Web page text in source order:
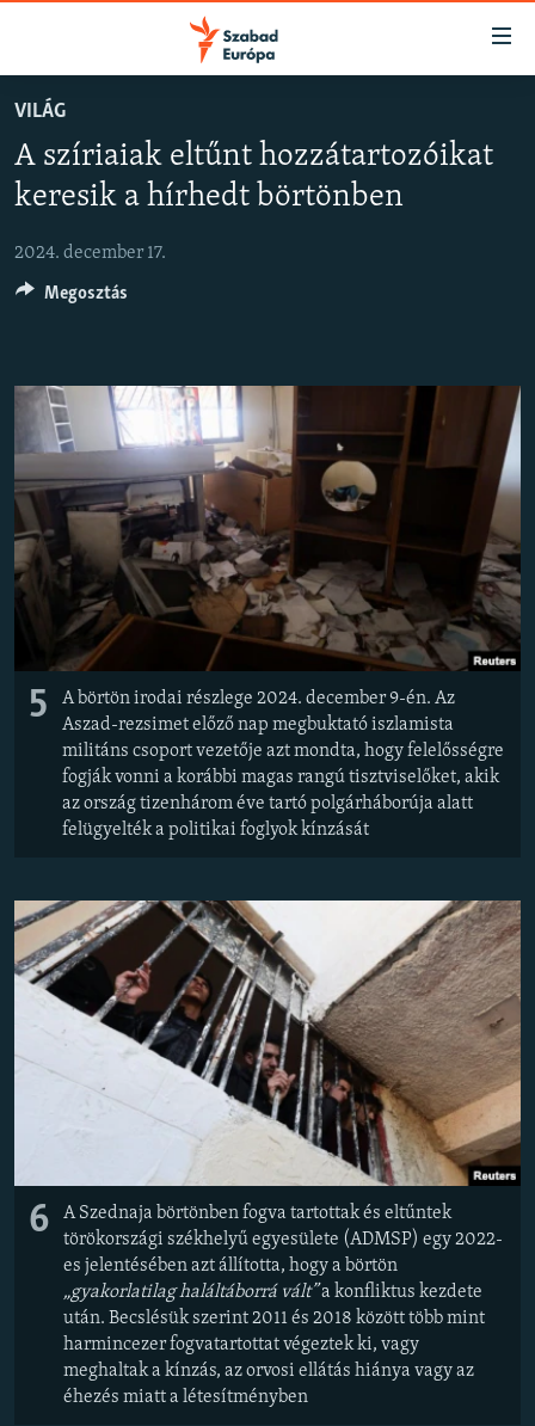
Akadálymentes
Ugrás
oldalra
Ugrás
AKTUÁLIS
PODCASTOK
VIDEÓK
ELEMZŐ
SZABADON
TÁRSADALOM
DEMOKRÁCIA
A PÉNZ NYOMÁBAN
EURÓPAI UNIÓ
VILÁG
KLÍMAVÁLTOZÁS
A MÚLT TANULSÁGAI
KÖVESSEN MINKET!
VILÁG
A szíriaiak eltűnt hozzátartozóikat
keresik a hírhedt börtönben
2024. december 17.
5
A börtön irodai részlege 2024. december 9-én. Az
Aszad-rezsimet előző nap megbuktató iszlamista
militáns csoport vezetője azt mondta, hogy felelősségre
fogják vonni a korábbi magas rangú tisztviselőket, akik
az ország tizenhárom éve tartó polgárháborúja alatt
felügyelték a politikai foglyok kínzását
6
A Szednaja börtönben fogva tartottak és eltűntek
törökországi székhelyű egyesülete (ADMSP) egy 2022-
es jelentésében azt állította, hogy a börtön
„gyakorlatilag haláltáborrá vált”a konfliktus kezdete
után. Becslésük szerint 2011 és 2018 között több mint
harmincezer fogvatartottat végeztek ki, vagy
meghaltak a kínzás, az orvosi ellátás hiánya vagy az
éhezés miatt a létesítményben
Megosztás
FELIRATKOZÁS